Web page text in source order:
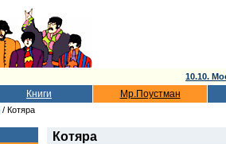
10.10.
Книги Мр.Поустман
/ Котяра
Котяра